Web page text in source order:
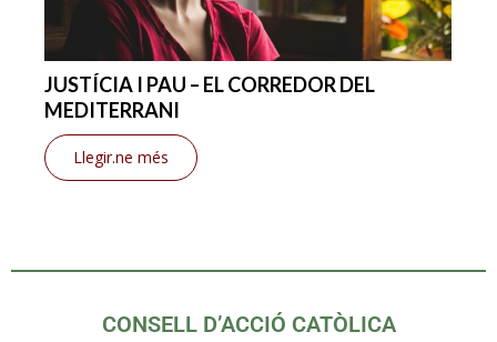
JUSTÍCIA I PAU – EL CORREDOR DEL
MEDITERRANI
Llegir.ne més
CONSELL D’ACCIÓ CATÒLICA